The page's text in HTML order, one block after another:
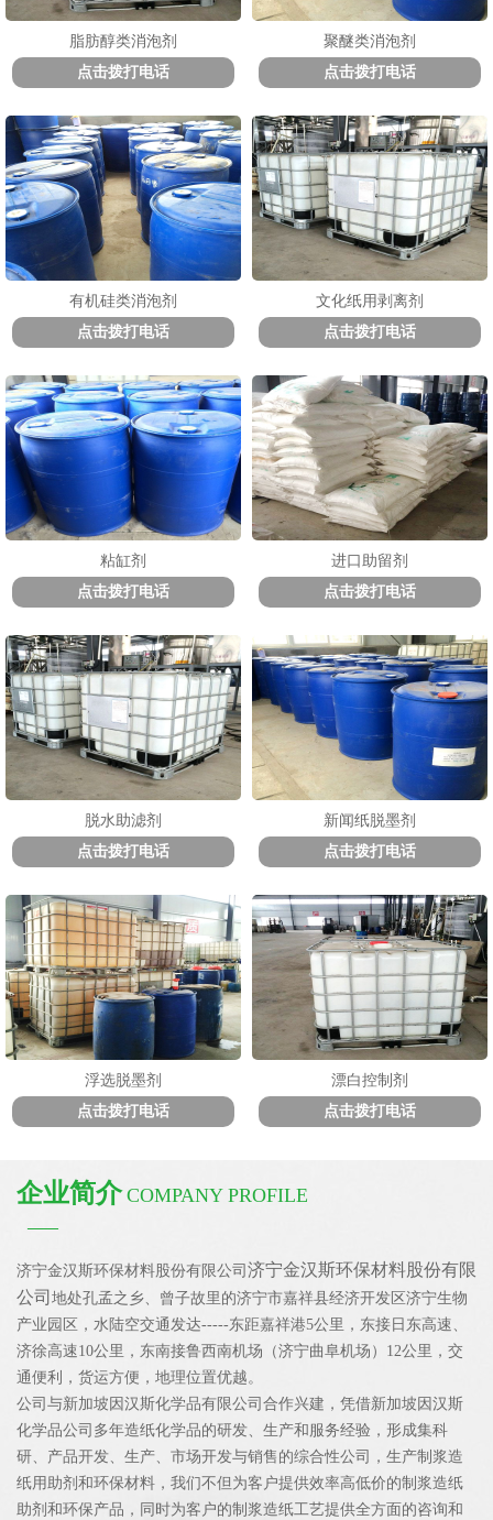
脂肪醇类消泡剂
点击拨打电话
聚醚类消泡剂
点击拨打电话
有机硅类消泡剂
点击拨打电话
文化纸用剥离剂
点击拨打电话
粘缸剂
点击拨打电话
进口助留剂
点击拨打电话
脱水助滤剂
点击拨打电话
新闻纸脱墨剂
点击拨打电话
浮选脱墨剂
点击拨打电话
漂白控制剂
点击拨打电话
企业简介 COMPANY PROFILE
——
济宁金汉斯环保材料股份有限公司 济宁金汉斯环保材料股份有限
公司 地处孔孟之乡、曾子故里的济宁市嘉祥县经济开发区济宁生物
产业园区，水陆空交通发达-----东距嘉祥港5公里，东接日东高速、
济徐高速10公里，东南接鲁西南机场（济宁曲阜机场）12公里，交
通便利，货运方便，地理位置优越。
公司与新加坡因汉斯化学品有限公司合作兴建，凭借新加坡因汉斯
化学品公司多年造纸化学品的研发、生产和服务经验，形成集科
研、产品开发、生产、市场开发与销售的综合性公司，生产制浆造
纸用助剂和环保材料，我们不但为客户提供效率高低价的制浆造纸
助剂和环保产品，同时为客户的制浆造纸工艺提供全方面的咨询和